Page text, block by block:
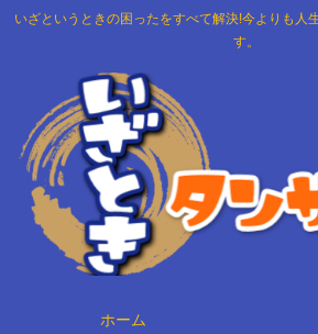
いざというときの困ったをすべて解決!今よりも人
す。
ホーム